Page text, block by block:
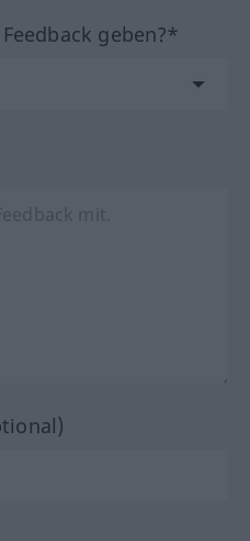
geben?*